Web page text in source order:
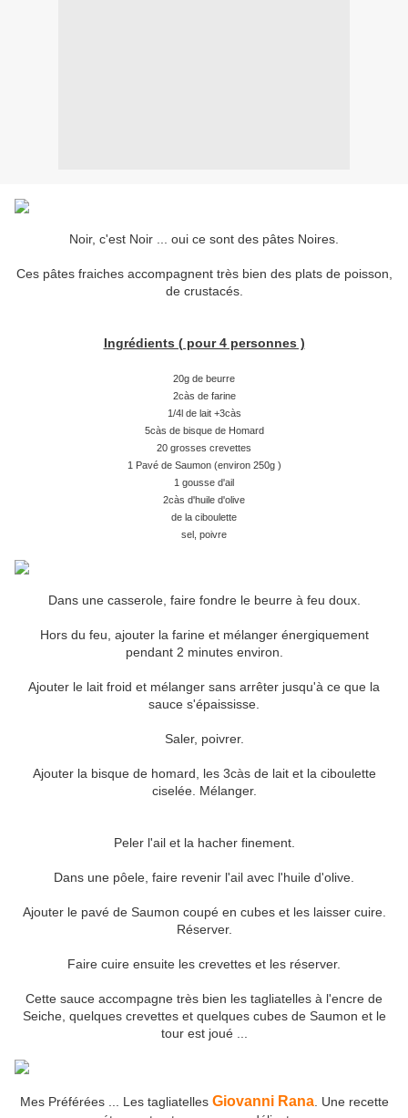
Noir, c'est Noir ... oui ce sont des pâtes Noires.
Ces pâtes fraiches accompagnent très bien des plats de poisson,
de crustacés.
Ingrédients ( pour 4 personnes )
20g de beurre
2càs de farine
1/4l de lait +3càs
5càs de bisque de Homard
20 grosses crevettes
1 Pavé de Saumon (environ 250g )
1 gousse d'ail
2càs d'huile d'olive
de la ciboulette
sel, poivre
Dans une casserole, faire fondre le beurre à feu doux.
Hors du feu, ajouter la farine et mélanger énergiquement
pendant 2 minutes environ.
Ajouter le lait froid et mélanger sans arrêter jusqu'à ce que la
sauce s'épaississe.
Saler, poivrer.
Ajouter la bisque de homard, les 3càs de lait et la ciboulette
ciselée. Mélanger.
Peler l'ail et la hacher finement.
Dans une pôele, faire revenir l'ail avec l'huile d'olive.
Ajouter le pavé de Saumon coupé en cubes et les laisser cuire.
Réserver.
Faire cuire ensuite les crevettes et les réserver.
Cette sauce accompagne très bien les tagliatelles à l'encre de
Seiche, quelques crevettes et quelques cubes de Saumon et le
tour est joué ...
Mes Préférées ... Les tagliatelles Giovanni Rana. Une recette